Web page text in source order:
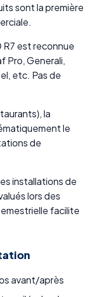
sont la première
est reconnue
Pro, Generali,
etc. Pas de
la
le
de
installations de
lors des
facilite
avant/après